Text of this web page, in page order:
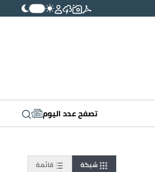
تصفح عدد اليوم
شبكة قائمة